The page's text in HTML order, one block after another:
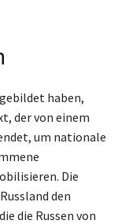
haben,
der von einem
um nationale
Die
den
die Russen von